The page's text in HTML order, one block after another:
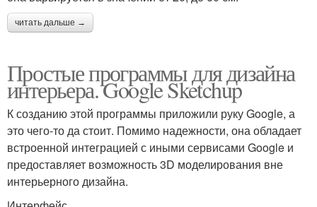
читать дальше →
Простые программы для дизайна
интерьера. Google Sketchup
К созданию этой программы приложили руку Google, а
это чего-то да стоит. Помимо надежности, она обладает
встроенной интеграцией с иными сервисами Google и
предоставляет возможность 3D моделирования вне
интерьерного дизайна.